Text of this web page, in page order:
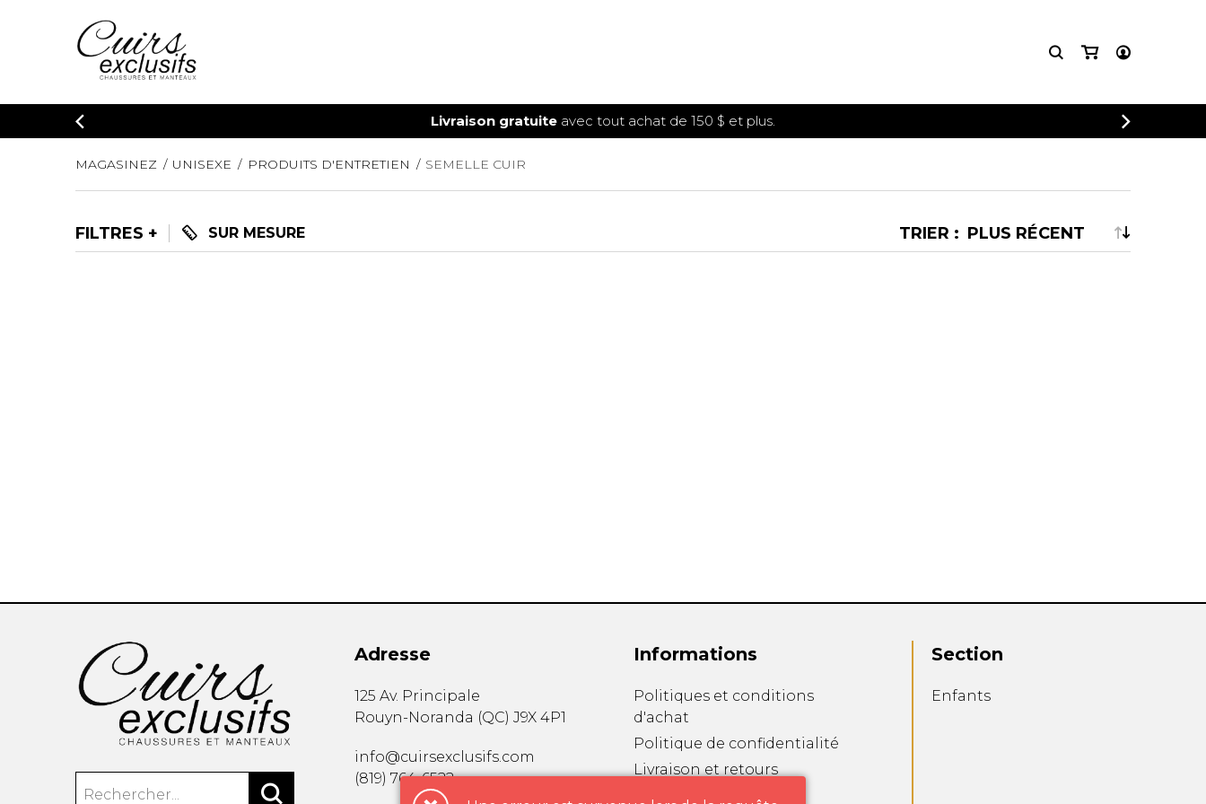
CONNEXION
Livraison gratuite avec tout achat de 150 $ et plus.
MAGASINEZ UNISEXE PRODUITS D'ENTRETIEN SEMELLE CUIR
FILTRES SUR MESURE TRIER :
Adresse
125 Av. Principale
Rouyn-Noranda (QC) J9X 4P1
info@cuirsexclusifs.com
(819) 764-6522
Informations
Politiques et conditions
d'achat
Politique de confidentialité
Livraison et retours
Section
Enfants